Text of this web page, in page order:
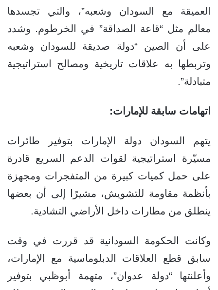
العميقة مع السودان وشعبه”، والتي تجسدها
معالم مثل “قاعة الصداقة” في الخرطوم. وشدد
على أن الصين “دولة صديقة للسودان وشعبه
وتربطها به علاقات تاريخية ومصالح استراتيجية
متبادلة”.
اتهامات سابقة للإمارات:
يتهم السودان دولة الإمارات بتوفير طائرات
مسيّرة استراتيجية لقوات الدعم السريع قادرة
على حمل كميات كبيرة من المتفجرات ومجهزة
بأنظمة مقاومة للتشويش، مشيرًا إلى أن بعضها
ينطلق من مطارات داخل الأراضي التشادية.
وكانت الحكومة السودانية قد قررت في وقت
سابق قطع العلاقات الدبلوماسية مع الإمارات،
وأعلنتها “دولة عدوان”، متهمة أبوظبي بتوفير